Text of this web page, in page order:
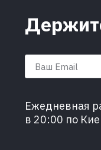
Ежедневная
в 20:00 по